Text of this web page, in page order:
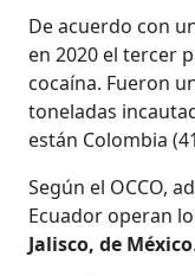
De acuerdo con
en 2020 el tercer
cocaína. Fueron
toneladas
están Colombia
Según el OCCO,
Ecuador operan
Jalisco, de México.